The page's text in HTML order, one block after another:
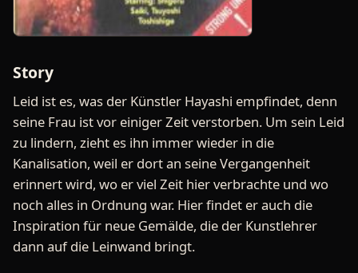
Story
Leid ist es, was der Künstler Hayashi empfindet, denn
seine Frau ist vor einiger Zeit verstorben. Um sein Leid
zu lindern, zieht es ihn immer wieder in die
Kanalisation, weil er dort an seine Vergangenheit
erinnert wird, wo er viel Zeit hier verbrachte und wo
noch alles in Ordnung war. Hier findet er auch die
Inspiration für neue Gemälde, die der Kunstlehrer
dann auf die Leinwand bringt.